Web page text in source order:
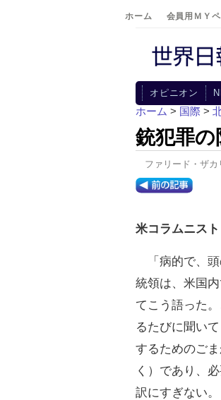
ホーム 会員用ＭＹ
オピニオン
ホーム > 国際 >
銃犯罪の
ファリード・ザ
米コラムニス
「病的で、頭
統領は、米国
てこう語った
るたびに聞い
するためのご
く）であり、
訳にすぎない。